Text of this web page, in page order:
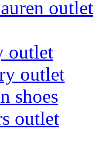
outlet
outlet
outlet
shoes
outlet